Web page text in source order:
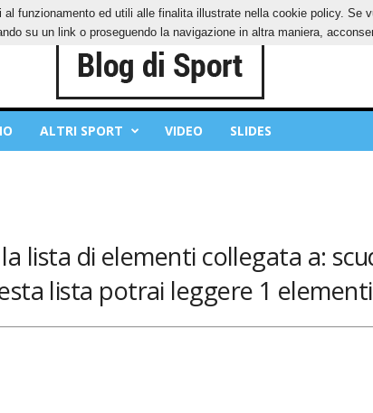
POLICY
ALTRI SPORT VIDEO SLIDES
lista di elementi collegata a:
lista potrai leggere 1
funzionamento ed utili alle finalita illustrate nella cookie policy. Se
su un link o proseguendo la navigazione in altra maniera,